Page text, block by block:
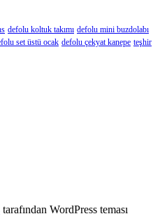
defolu koltuk takımı defolu mini buzdolabı
set üstü ocak defolu çekyat kanepe teşhir
tarafından WordPress teması